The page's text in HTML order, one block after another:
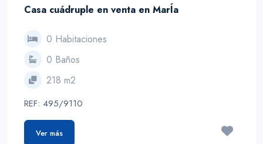
Casa cuádruple en venta en MarÍa
0 Habitaciones
0 Baños
218 m2
REF: 495/9110
Ver más